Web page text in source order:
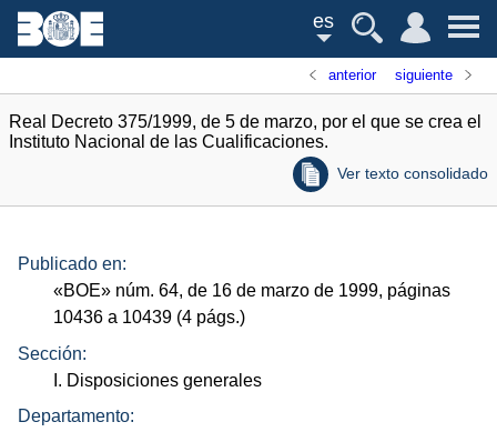
es
anterior siguiente
Real Decreto 375/1999, de 5 de marzo, por el que se crea el
Instituto Nacional de las Cualificaciones.
Ver texto consolidado
Publicado en:
«BOE» núm. 64, de 16 de marzo de 1999, páginas
10436 a 10439 (4 págs.)
Sección:
I. Disposiciones generales
Departamento: